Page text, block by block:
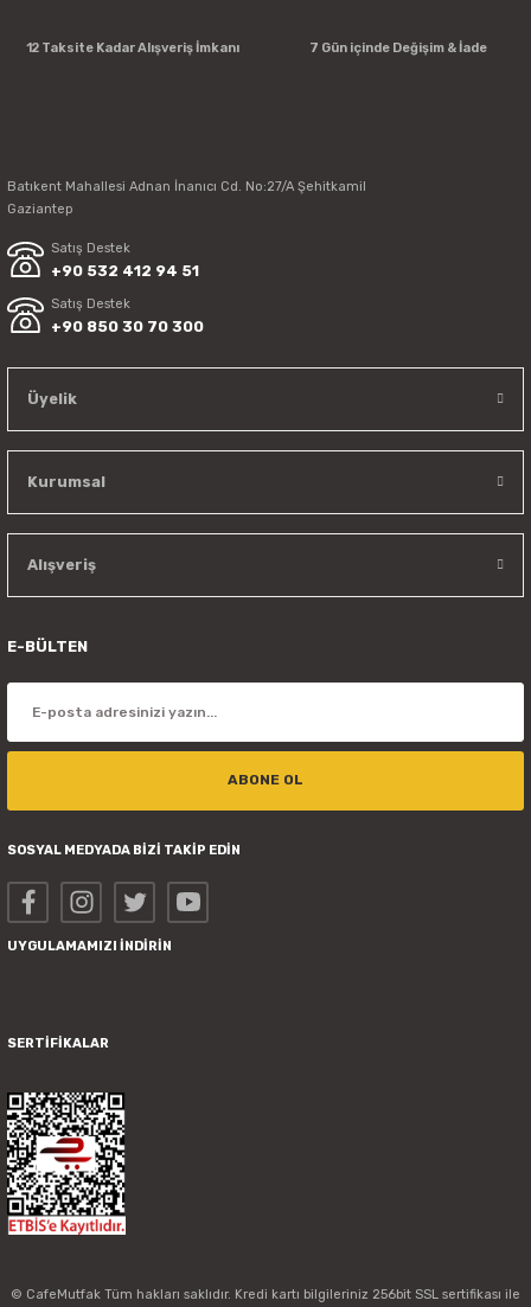
12 Taksite Kadar Alışveriş İmkanı 7 Gün içinde Değişim & İade
Batıkent Mahallesi Adnan İnanıcı Cd. No:27/A Şehitkamil
Gaziantep
Satış Destek
+90 532 412 94 51
Satış Destek
+90 850 30 70 300
Üyelik
Kurumsal
Alışveriş
E-BÜLTEN
ABONE OL
SOSYAL MEDYADA BİZİ TAKİP EDİN
UYGULAMAMIZI İNDİRİN
SERTİFİKALAR
© CafeMutfak Tüm hakları saklıdır. Kredi kartı bilgileriniz 256bit SSL sertifikası ile